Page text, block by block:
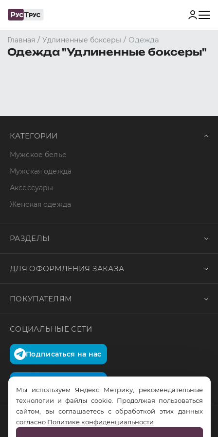
Главная / Удлиненные боксеры / Одежда
Одежда "Удлиненные боксеры"
КАТЕГОРИИ
Мужское белье
Мужская одежда
Аксессуары
Женская одежда
РАЗДЕЛЫ
ДЛЯ ОФОРМЛЕНИЯ ЗАКАЗА
ПОКУПАТЕЛЯМ
СОЦИАЛЬНЫЕ СЕТИ
Подписаться на нас
© RusTrus. 2011-2026. Все права защищены
Мы используем Яндекс Метрику, рекомендательные
технологии и файлы cookie. Продолжая пользоваться
сайтом, вы соглашаетесь с обработкой этих данных
согласно Политике конфиденциальности